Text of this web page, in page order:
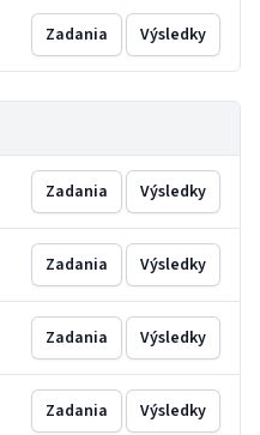
Zadania Výsledky
Zadania Výsledky
Zadania Výsledky
Zadania Výsledky
Zadania Výsledky